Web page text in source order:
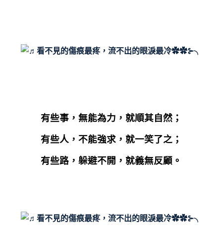
有些事，無能為力，就順其自然；
有些人，不能強求，就一笑了之；
有些路，躲避不開，就義無反顧。